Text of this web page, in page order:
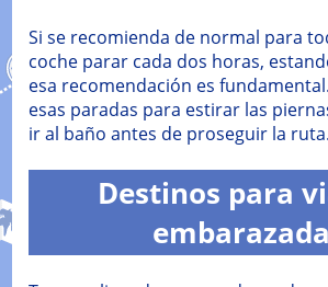
Si se recomienda de normal para
coche parar cada dos horas,
esa recomendación es
esas paradas para estirar las
ir al baño antes de proseguir la ruta.
Destinos para
embarazada